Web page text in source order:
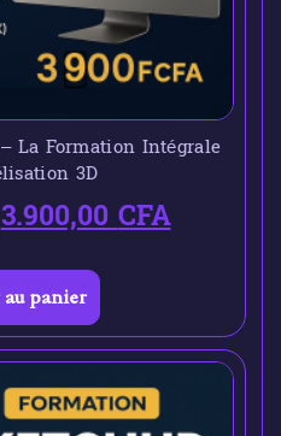
La Formation Intégrale
3D
3.900,00CFA
panier